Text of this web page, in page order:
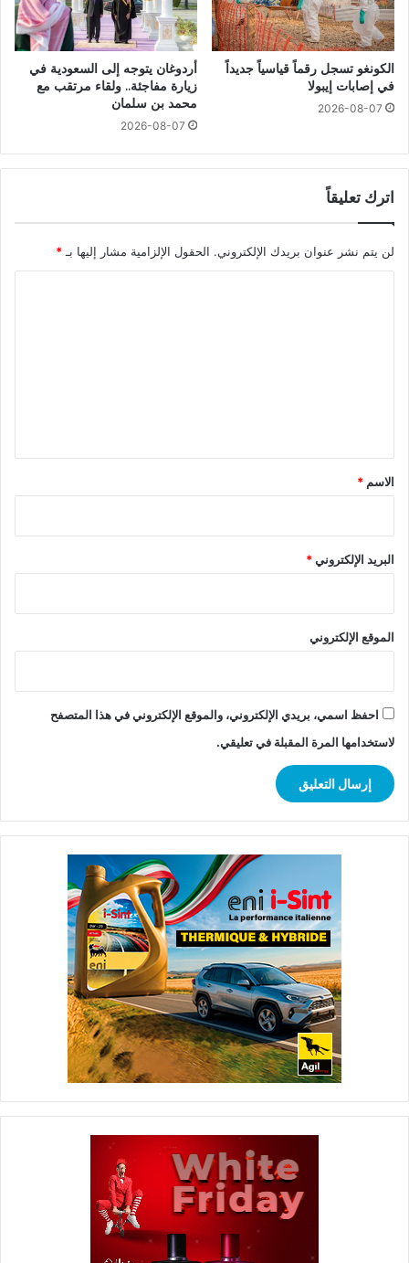
الكونغو تسجل رقماً قياسياً جديداً
في إصابات إيبولا
2026-08-07
أردوغان يتوجه إلى السعودية في
زيارة مفاجئة.. ولقاء مرتقب مع
محمد بن سلمان
2026-08-07
اترك تعليقاً
لن يتم نشر عنوان بريدك الإلكتروني. الحقول الإلزامية مشار إليها بـ *
*
الاسم *
البريد الإلكتروني*
الموقع الإلكتروني
احفظ اسمي، بريدي الإلكتروني، والموقع الإلكتروني في هذا المتصفح
لاستخدامها المرة المقبلة في تعليقي.